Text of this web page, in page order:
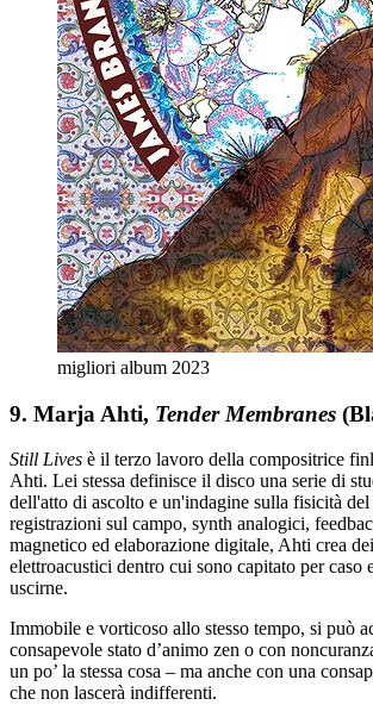
migliori album 2023
9. Marja Ahti, Tender Membranes
Still Lives è il terzo lavoro della compositrice
Ahti. Lei stessa definisce il disco una serie di
dell'atto di ascolto e un'indagine sulla fisicità
registrazioni sul campo, synth analogici,
magnetico ed elaborazione digitale, Ahti crea
elettroacustici dentro cui sono capitato per caso
uscirne.
Immobile e vorticoso allo stesso tempo, si può
consapevole stato d’animo zen o con
un po’ la stessa cosa – ma anche con una
che non lascerà indifferenti.